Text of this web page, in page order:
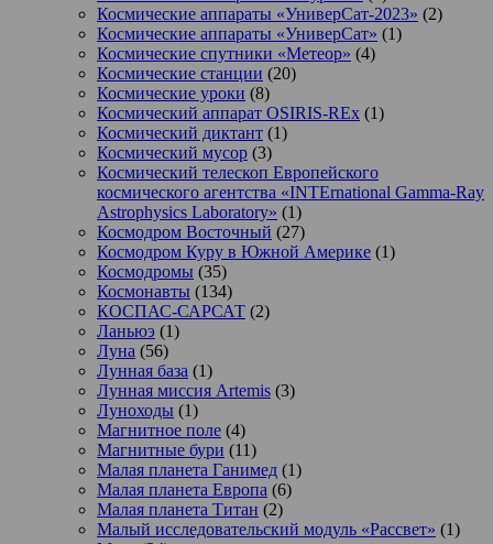
Космические аппараты «УниверСат-2023» (2)
Космические аппараты «УниверСат» (1)
Космические спутники «Метеор» (4)
Космические станции (20)
Космические уроки (8)
Космический аппарат OSIRIS-REx (1)
Космический диктант (1)
Космический мусор (3)
Космический телескоп Европейского
космического агентства «INTErnational Gamma-Ray
Astrophysics Laboratory» (1)
Космодром Восточный (27)
Космодром Куру в Южной Америке (1)
Космодромы (35)
Космонавты (134)
КОСПАС-САРСАТ (2)
Ланьюэ (1)
Луна (56)
Лунная база (1)
Лунная миссия Artemis (3)
Луноходы (1)
Магнитное поле (4)
Магнитные бури (11)
Малая планета Ганимед (1)
Малая планета Европа (6)
Малая планета Титан (2)
Малый исследовательский модуль «Рассвет» (1)